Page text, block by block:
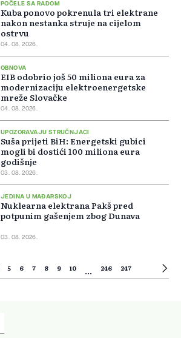
POČELE SA RADOM
Kuba ponovo pokrenula tri elektrane
nakon nestanka struje na cijelom
ostrvu
04. 08. 2026.
OBNOVA
EIB odobrio još 50 miliona eura za
modernizaciju elektroenergetske
mreže Slovačke
04. 08. 2026.
UPOZORAVAJU STRUČNJACI
Suša prijeti BiH: Energetski gubici
mogli bi dostići 100 miliona eura
godišnje
03. 08. 2026.
JEDINA U MAĐARSKOJ
Nuklearna elektrana Pakš pred
potpunim gašenjem zbog Dunava
03. 08. 2026.
5 6 7 8 9 10 ... 246 247